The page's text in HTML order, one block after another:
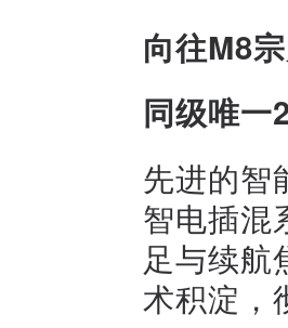
向往M8
同级唯一
先进的智
智电插混
足与续航
术积淀，